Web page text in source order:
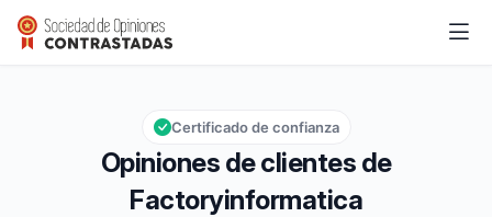
Factoryinformatica
Calificación global: … de 10
…/10
Opiniones de clientes de
Factoryinformatica
Certificado de confianza